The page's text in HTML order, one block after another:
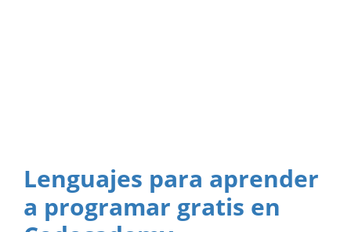
Lenguajes para aprender
a programar gratis en